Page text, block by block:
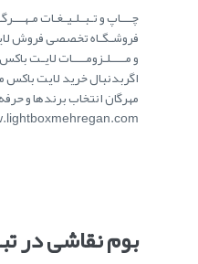
چـــاپ و تـبـلـیـغـات
فروشـگـاه تخصصی فروش
و مــــلـزومــــات لایـت
اگربدنبال خرید لایت
مهرگان انتخاب برندها و
بوم نقاشی در